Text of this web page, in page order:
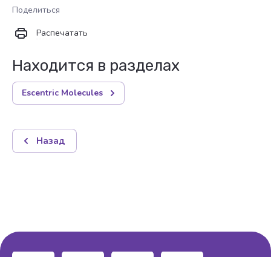
Поделиться
Распечатать
Находится в разделах
Escentric Molecules
Назад